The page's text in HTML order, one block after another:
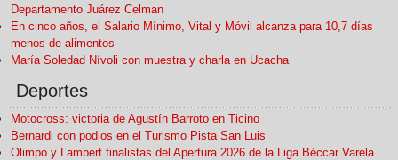
Departamento Juárez Celman
En cinco años, el Salario Mínimo, Vital y Móvil alcanza para 10,7 días
menos de alimentos
María Soledad Nívoli con muestra y charla en Ucacha
Deportes
Motocross: victoria de Agustín Barroto en Ticino
Bernardi con podios en el Turismo Pista San Luis
Olimpo y Lambert finalistas del Apertura 2026 de la Liga Béccar Varela